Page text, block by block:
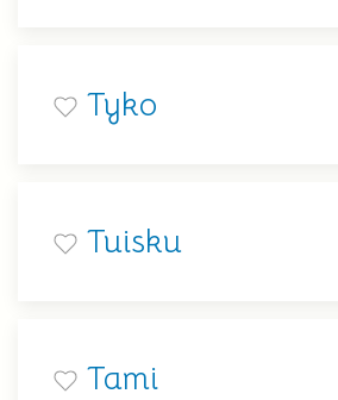
Tyko
Tuisku
Tami